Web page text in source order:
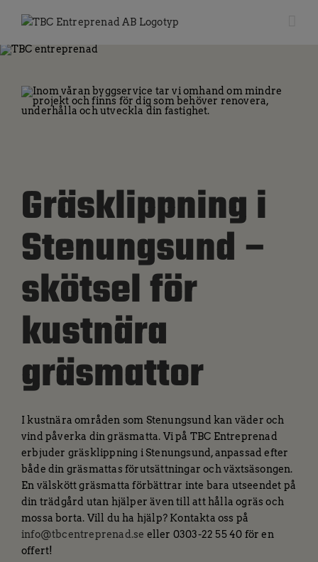
Gräsklippning i
Stenungsund –
skötsel för
kustnära
gräsmattor
I kustnära områden som Stenungsund kan väder och
vind påverka din gräsmatta. Vi på TBC Entreprenad
erbjuder gräsklippning i Stenungsund, anpassad efter
både din gräsmattas förutsättningar och växtsäsongen.
En välskött gräsmatta förbättrar inte bara utseendet på
din trädgård utan hjälper även till att hålla ogräs och
mossa borta. Vill du ha hjälp? Kontakta oss på
info@tbcentreprenad.se eller 0303-22 55 40 för en
offert!